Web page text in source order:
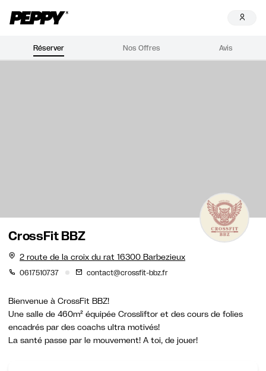
Réserver Nos Offres Avis
CrossFit BBZ
2 route de la croix du rat 16300 Barbezieux
0617510737 contact@crossfit-bbz.fr
Bienvenue à CrossFit BBZ!
Une salle de 460m² équipée Crossliftor et des cours de folies
encadrés par des coachs ultra motivés!
La santé passe par le mouvement! A toi, de jouer!